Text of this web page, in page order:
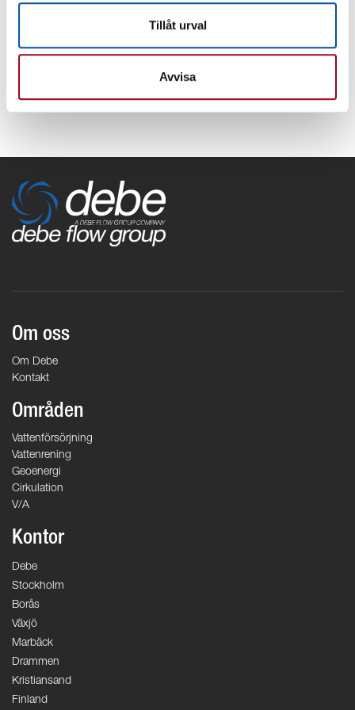
Tillåt urval
Avvisa
JOHAN STIGSSON
johan.stigsson@debe.se
Om oss
Om Debe
Kontakt
Områden
Vattenförsörjning
Vattenrening
Geoenergi
Cirkulation
V/A
Kontor
Debe
Stockholm
Borås
Växjö
Marbäck
Drammen
Kristiansand
Finland